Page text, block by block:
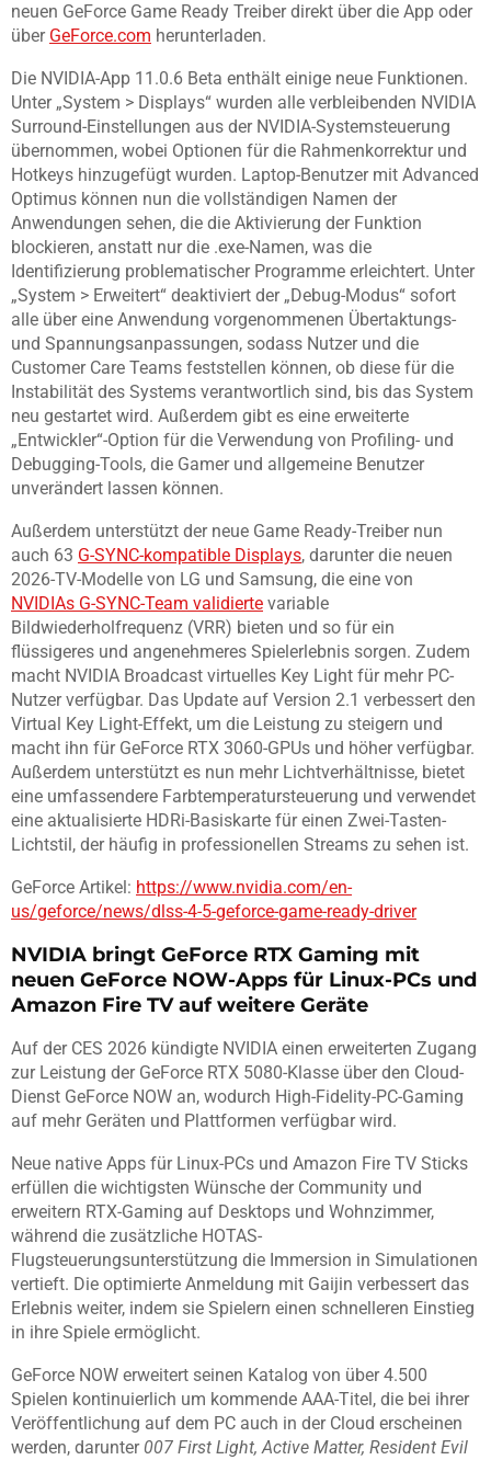
neuen GeForce Game Ready Treiber direkt über die App oder
über GeForce.com herunterladen.
Die NVIDIA-App 11.0.6 Beta enthält einige neue Funktionen.
Unter „System > Displays“ wurden alle verbleibenden NVIDIA
Surround-Einstellungen aus der NVIDIA-Systemsteuerung
übernommen, wobei Optionen für die Rahmenkorrektur und
Hotkeys hinzugefügt wurden. Laptop-Benutzer mit Advanced
Optimus können nun die vollständigen Namen der
Anwendungen sehen, die die Aktivierung der Funktion
blockieren, anstatt nur die .exe-Namen, was die
Identifizierung problematischer Programme erleichtert. Unter
„System > Erweitert“ deaktiviert der „Debug-Modus“ sofort
alle über eine Anwendung vorgenommenen Übertaktungs-
und Spannungsanpassungen, sodass Nutzer und die
Customer Care Teams feststellen können, ob diese für die
Instabilität des Systems verantwortlich sind, bis das System
neu gestartet wird. Außerdem gibt es eine erweiterte
„Entwickler“-Option für die Verwendung von Profiling- und
Debugging-Tools, die Gamer und allgemeine Benutzer
unverändert lassen können.
Außerdem unterstützt der neue Game Ready-Treiber nun
auch 63 G-SYNC-kompatible Displays, darunter die neuen
2026-TV-Modelle von LG und Samsung, die eine von
NVIDIAs G-SYNC-Team validierte variable
Bildwiederholfrequenz (VRR) bieten und so für ein
flüssigeres und angenehmeres Spielerlebnis sorgen. Zudem
macht NVIDIA Broadcast virtuelles Key Light für mehr PC-
Nutzer verfügbar. Das Update auf Version 2.1 verbessert den
Virtual Key Light-Effekt, um die Leistung zu steigern und
macht ihn für GeForce RTX 3060-GPUs und höher verfügbar.
Außerdem unterstützt es nun mehr Lichtverhältnisse, bietet
eine umfassendere Farbtemperatursteuerung und verwendet
eine aktualisierte HDRi-Basiskarte für einen Zwei-Tasten-
Lichtstil, der häufig in professionellen Streams zu sehen ist.
GeForce Artikel: https://www.nvidia.com/en-
us/geforce/news/dlss-4-5-geforce-game-ready-driver
NVIDIA bringt GeForce RTX Gaming mit
neuen GeForce NOW-Apps für Linux-PCs und
Amazon Fire TV auf weitere Geräte
Auf der CES 2026 kündigte NVIDIA einen erweiterten Zugang
zur Leistung der GeForce RTX 5080-Klasse über den Cloud-
Dienst GeForce NOW an, wodurch High-Fidelity-PC-Gaming
auf mehr Geräten und Plattformen verfügbar wird.
Neue native Apps für Linux-PCs und Amazon Fire TV Sticks
erfüllen die wichtigsten Wünsche der Community und
erweitern RTX-Gaming auf Desktops und Wohnzimmer,
während die zusätzliche HOTAS-
Flugsteuerungsunterstützung die Immersion in Simulationen
vertieft. Die optimierte Anmeldung mit Gaijin verbessert das
Erlebnis weiter, indem sie Spielern einen schnelleren Einstieg
in ihre Spiele ermöglicht.
GeForce NOW erweitert seinen Katalog von über 4.500
Spielen kontinuierlich um kommende AAA-Titel, die bei ihrer
Veröffentlichung auf dem PC auch in der Cloud erscheinen
werden, darunter 007 First Light, Active Matter, Resident Evil